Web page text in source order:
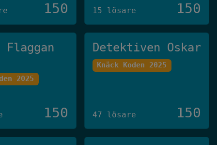
150 15 lösare 150
Flaggan
2025
150
Detektiven Oskar
Knäck Koden 2025
47 lösare 150